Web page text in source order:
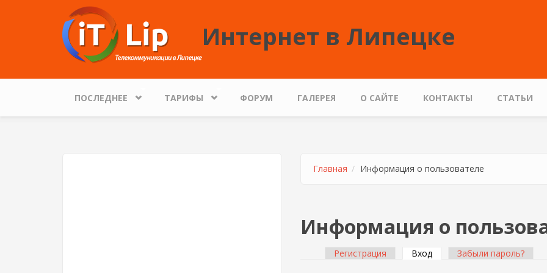
Перейти к основному содержанию
Интернет в Липецке
ПОСЛЕДНЕЕ ТАРИФЫ ФОРУМ ГАЛЕРЕЯ О САЙТЕ КОНТАКТЫ СТАТЬИ
Главная Информация о пользователе
Информация о
Регистрация Вход (активная вкладка)
Забыли пароль?